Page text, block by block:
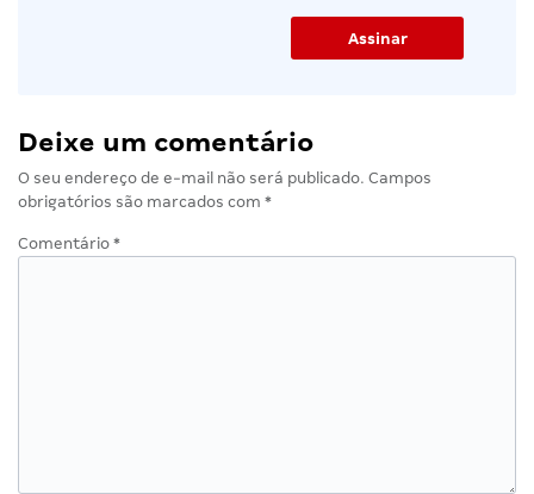
Deixe um comentário
O seu endereço de e-mail não será publicado. Campos
obrigatórios são marcados com *
Comentário *